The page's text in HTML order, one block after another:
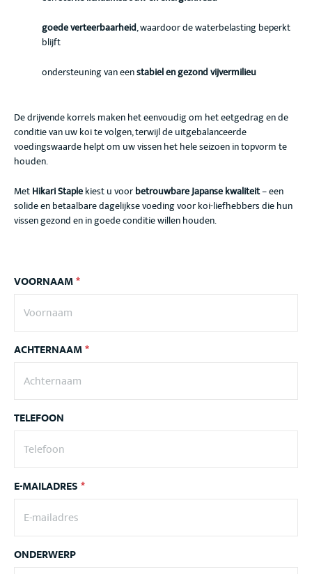
goede verteerbaarheid, waardoor de waterbelasting beperkt
blijft
ondersteuning van eenstabiel en gezond vijvermilieu
De drijvende korrels maken het eenvoudig om het eetgedrag en de
conditie van uw koi te volgen, terwijl de uitgebalanceerde
voedingswaarde helpt om uw vissen het hele seizoen in topvorm te
houden.
MetHikari Staplekiest u voorbetrouwbare Japanse kwaliteit– een
solide en betaalbare dagelijkse voeding voor koi-liefhebbers die hun
vissen gezond en in goede conditie willen houden.
VOORNAAM*
ACHTERNAAM*
TELEFOON
E-MAILADRES*
ONDERWERP